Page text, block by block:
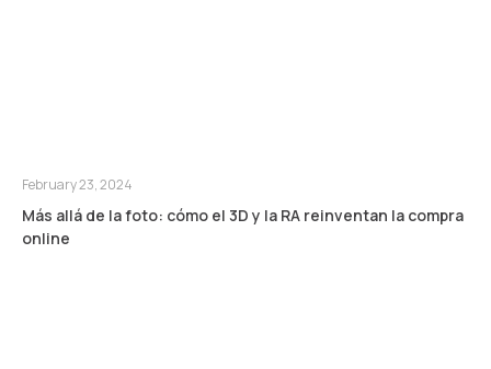
February 23, 2024
Más allá de la foto: cómo el 3D y la RA reinventan la compra
online